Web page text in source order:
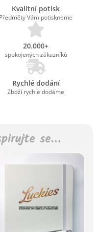
Kvalitní potisk
Předměty Vám potiskneme
20.000+
spokojených zákazníků
Rychlé dodání
Zboží rychle dodáme
se…